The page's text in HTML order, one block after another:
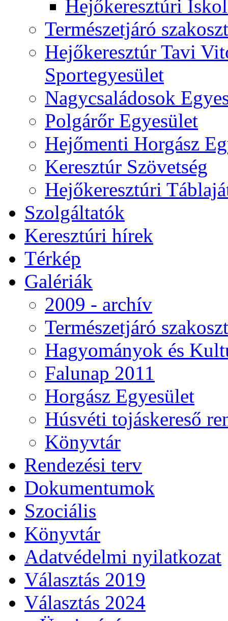
Hejőkeresztúri
Természetjáró
Hejőkeresztúr Tavi
Sportegyesület
Nagycsaládosok
Polgárőr Egyesület
Hejőmenti Horgász
Keresztúr Szövetség
Hejőkeresztúri
Szolgáltatók
Keresztúri hírek
Térkép
Galériák
2009 - archív
Természetjáró
Hagyományok és
Falunap 2011
Horgász Egyesület
Húsvéti tojáskereső
Könyvtár
Rendezési terv
Dokumentumok
Szociális
Könyvtár
Adatvédelmi nyilatkozat
Választás 2019
Választás 2024